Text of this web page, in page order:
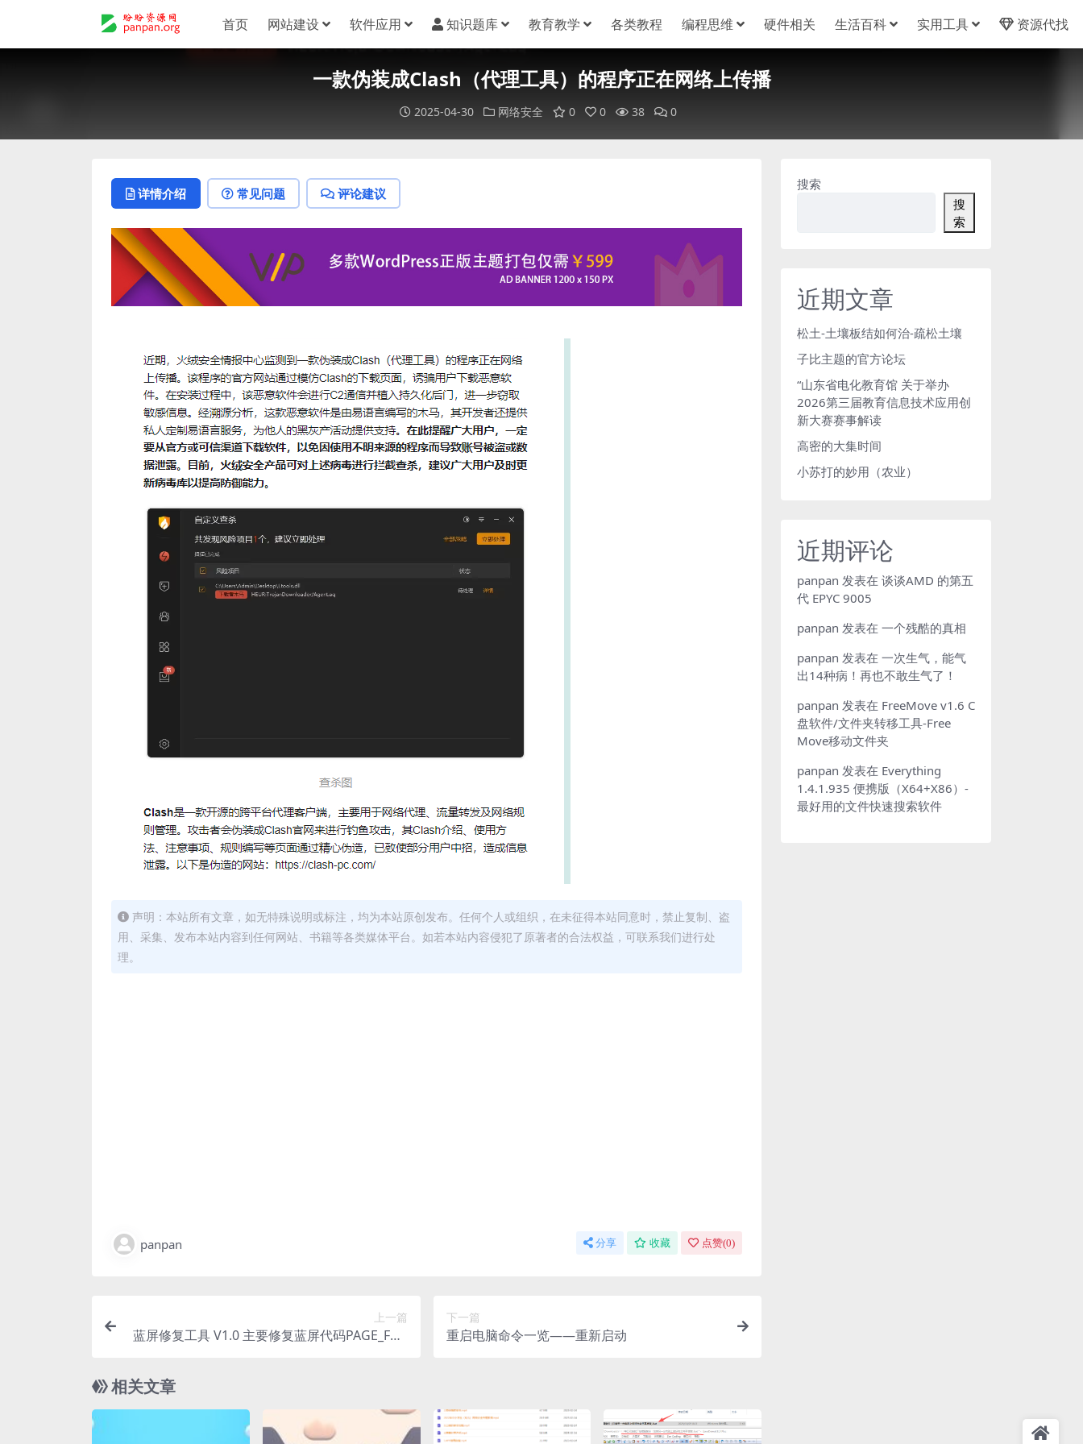
首页 网站建设 软件应用 知识题库 教育教学 各类教程 编程思维 硬件相关 生活百科 实用工具 资源代找
一款伪装成Clash（代理工具）的程序正在网络上传播
2025-04-30 网络安全 0 0 38 0
详情介绍 常见问题 评论建议
声明：本站所有文章，如无特殊说明或标注，均为本站原创发布。任何个人或组织，在未征得本站同意时，禁止复制、盗
用、采集、发布本站内容到任何网站、书籍等各类媒体平台。如若本站内容侵犯了原著者的合法权益，可联系我们进行处
理。
panpan 分享 收藏 点赞(0)
上一篇
蓝屏修复工具 V1.0 主要修复蓝屏代码PAGE_FAU
下一篇
重启电脑命令一览——重新启动
相关文章
搜索
搜
索
近期文章
松土-土壤板结如何治-疏松土壤
子比主题的官方论坛
“山东省电化教育馆 关于举办
2026第三届教育信息技术应用创
新大赛赛事解读
高密的大集时间
小苏打的妙用（农业）
近期评论
panpan 发表在 谈谈AMD 的第五
代 EPYC 9005
panpan 发表在 一个残酷的真相
panpan 发表在 一次生气，能气
出14种病！再也不敢生气了！
panpan 发表在 FreeMove v1.6 C
盘软件/文件夹转移工具-Free
Move移动文件夹
panpan 发表在 Everything
1.4.1.935 便携版（X64+X86）-
最好用的文件快速搜索软件